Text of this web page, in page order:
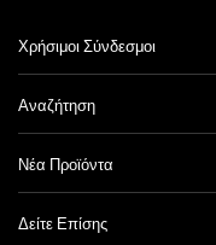
Χρήσιμοι Σύνδεσμοι
Αναζήτηση
Νέα Προϊόντα
Δείτε Επίσης